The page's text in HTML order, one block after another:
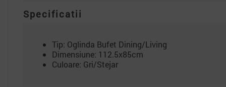
Specificatii
Tip: Oglinda Bufet Dining/Living
Dimensiune: 112.5x85cm
Culoare: Gri/Stejar